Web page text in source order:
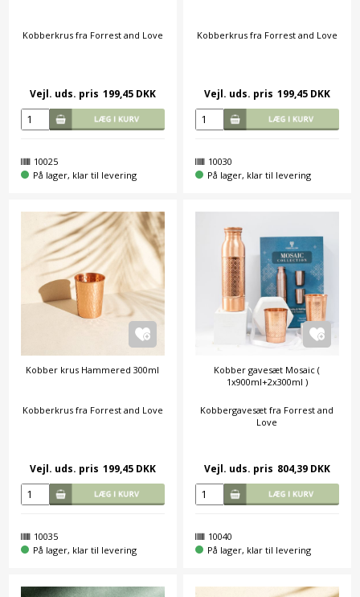
Kobberkrus fra Forrest and Love
Vejl. uds. pris 199,45 DKK
10025
På lager, klar til levering
Kobberkrus fra Forrest and Love
Vejl. uds. pris 199,45 DKK
10030
På lager, klar til levering
Kobber krus Hammered 300ml
Kobberkrus fra Forrest and Love
Vejl. uds. pris 199,45 DKK
10035
På lager, klar til levering
Kobber gavesæt Mosaic (
1x900ml+2x300ml )
Kobbergavesæt fra Forrest and
Love
Vejl. uds. pris 804,39 DKK
10040
På lager, klar til levering